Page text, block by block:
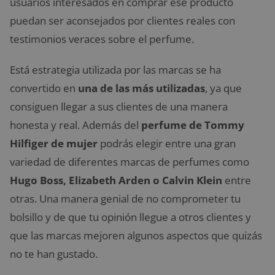
puedan ser aconsejados por clientes reales con
testimonios veraces sobre el perfume.
Está estrategia utilizada por las marcas se ha
convertido en una de las más utilizadas, ya que
consiguen llegar a sus clientes de una manera
honesta y real. Además del perfume de Tommy
Hilfiger de mujer podrás elegir entre una gran
variedad de diferentes marcas de perfumes como
Hugo Boss, Elizabeth Arden o Calvin Klein entre
otras. Una manera genial de no comprometer tu
bolsillo y de que tu opinión llegue a otros clientes y
que las marcas mejoren algunos aspectos que quizás
no te han gustado.